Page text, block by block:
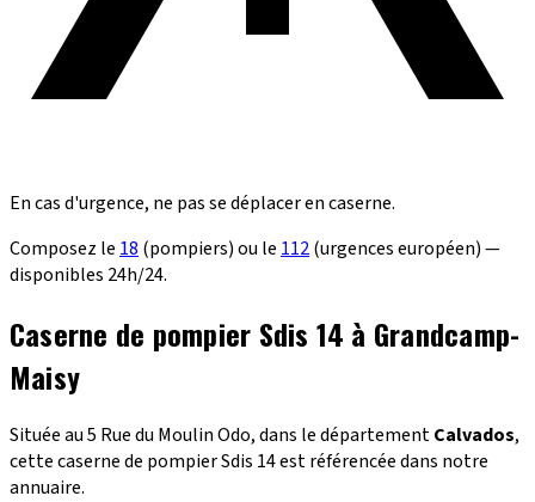
En cas d'urgence, ne pas se déplacer en caserne.
Composez le 18 (pompiers) ou le 112(urgences européen) —
disponibles 24h/24.
Caserne de pompier Sdis 14 à Grandcamp-
Maisy
Située au 5 Rue du Moulin Odo, dans le départementCalvados,
cette caserne de pompier Sdis 14 est référencée dans notre
annuaire.